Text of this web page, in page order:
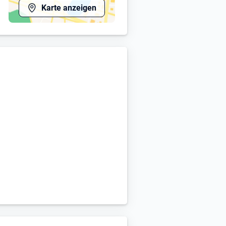
Karte anzeigen